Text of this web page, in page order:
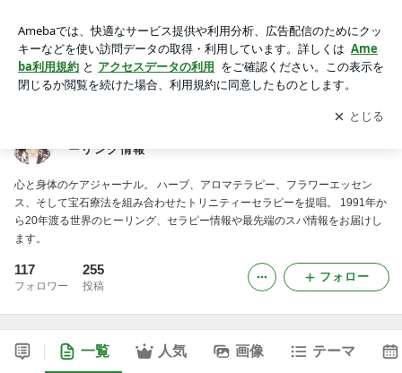
情報
アプリをダウンロードして ブログの更新通知
を受け取りまし
ょう。
開く
ーリング情報
心と身体のケアジャーナル。 ハーブ、アロマテラピー、フラワーエッセン
ス、そして宝石療法を組み合わせたトリニティーセラピーを提唱。 1991年か
ら20年渡る世界のヒーリング、セラピー情報や最先端のスパ情報をお届けし
ます。
117
フォロワー
255
投稿
フォロー
一覧 人気 画像 テーマ